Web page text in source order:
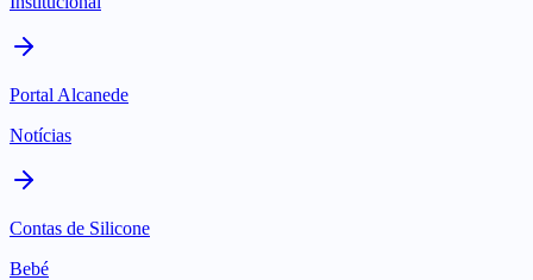
Portal Alcanede
Notícias
Contas de Silicone
Bebé